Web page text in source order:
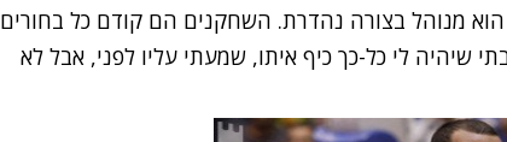
מנוהל בצורה נהדרת. השחקנים הם קודם כל בחורים
שיהיה לי כל-כך כיף איתו, שמעתי עליו לפני, אבל לא